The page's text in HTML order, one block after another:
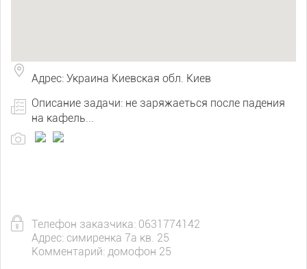
Адрес: Украина Киевская обл. Киев
Описание задачи: не заряжаеться после падения
на кафель...
Телефон заказчика: 0631774142
Адрес: симиренка 7а кв. 25
Комментарий: домофон 25